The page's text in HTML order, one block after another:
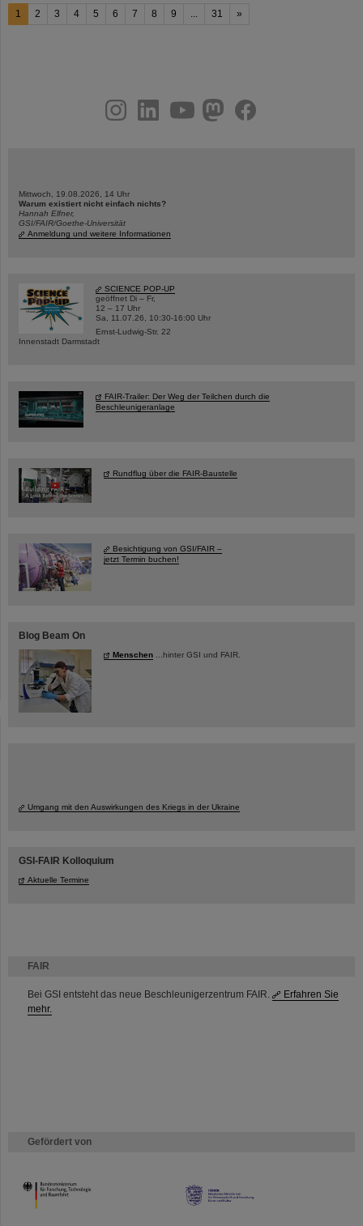
FAIR
Bei GSI entsteht das neue Beschleunigerzentrum FAIR.
Erfahren Sie
mehr.
Gefördert von
HMWK
1 2 3 4 5 6 7 8 9 31 »
youtubehelmholtz.socialfacebook
Mittwoch, 19.08.2026, 14 Uhr
Warum existiert nicht einfach nichts?
Hannah Elfner,
GSI/FAIR/Goethe-Universität
Anmeldung und weitere Informationen
SCIENCE POP-UP
geöffnet Di – Fr,
12 – 17 Uhr
Sa, 11.07.26, 10:30-16:00 Uhr
Ernst-Ludwig-Str. 22
Innenstadt Darmstadt
FAIR-Trailer: Der Weg der Teilchen durch die
Beschleunigeranlage
Rundflug über die FAIR-Baustelle
Besichtigung von GSI/FAIR –
jetzt Termin buchen!
Blog Beam On
Menschen ...hinter GSI und FAIR.
Umgang mit den Auswirkungen des Kriegs in der Ukraine
GSI-FAIR Kolloquium
Aktuelle Termine